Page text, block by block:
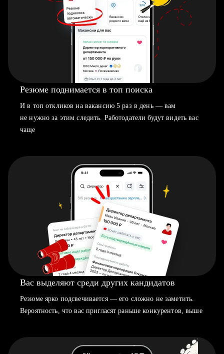
Резюме поднимается в топ поиска
И в топ откликов на вакансию 5 раз в день — вам
не нужно за этим следить. Работодатели будут видеть вас
чаще
Вас выделяют среди других кандидатов
Резюме ярко подсвечивается — его сложно не заметить.
Вероятность, что вас пригласят раньше конкурентов, выше